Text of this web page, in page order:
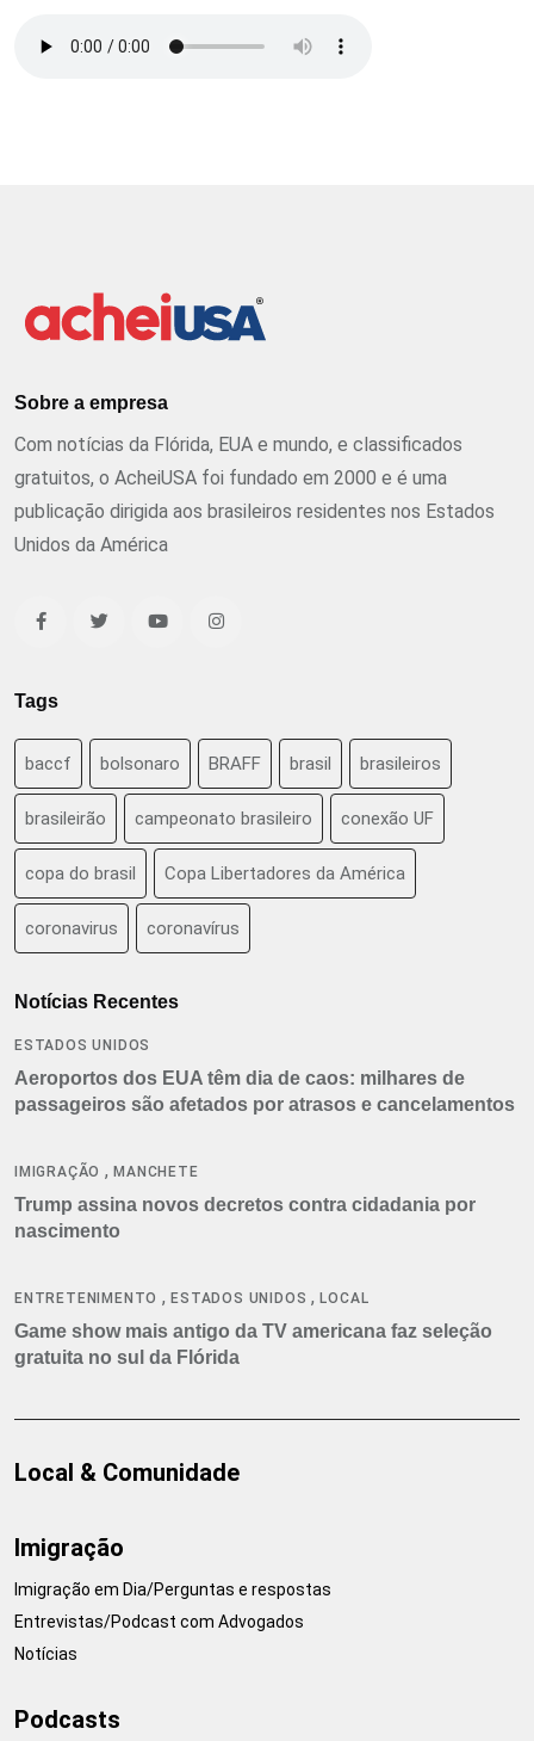
Sobre a empresa
Com notícias da Flórida, EUA e mundo, e classificados
gratuitos, o AcheiUSA foi fundado em 2000 e é uma
publicação dirigida aos brasileiros residentes nos Estados
Unidos da América
Tags
baccf bolsonaro BRAFF brasil brasileiros
brasileirão campeonato brasileiro conexão UF
copa do brasil Copa Libertadores da América
coronavirus coronavírus
Notícias Recentes
ESTADOS UNIDOS
Aeroportos dos EUA têm dia de caos: milhares de
passageiros são afetados por atrasos e cancelamentos
IMIGRAÇÃO ,MANCHETE
Trump assina novos decretos contra cidadania por
nascimento
ENTRETENIMENTO ,ESTADOS UNIDOS ,LOCAL
Game show mais antigo da TV americana faz seleção
gratuita no sul da Flórida
Local & Comunidade
Imigração
Imigração em Dia/Perguntas e respostas
Entrevistas/Podcast com Advogados
Notícias
Podcasts